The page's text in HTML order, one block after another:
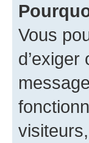
Vous